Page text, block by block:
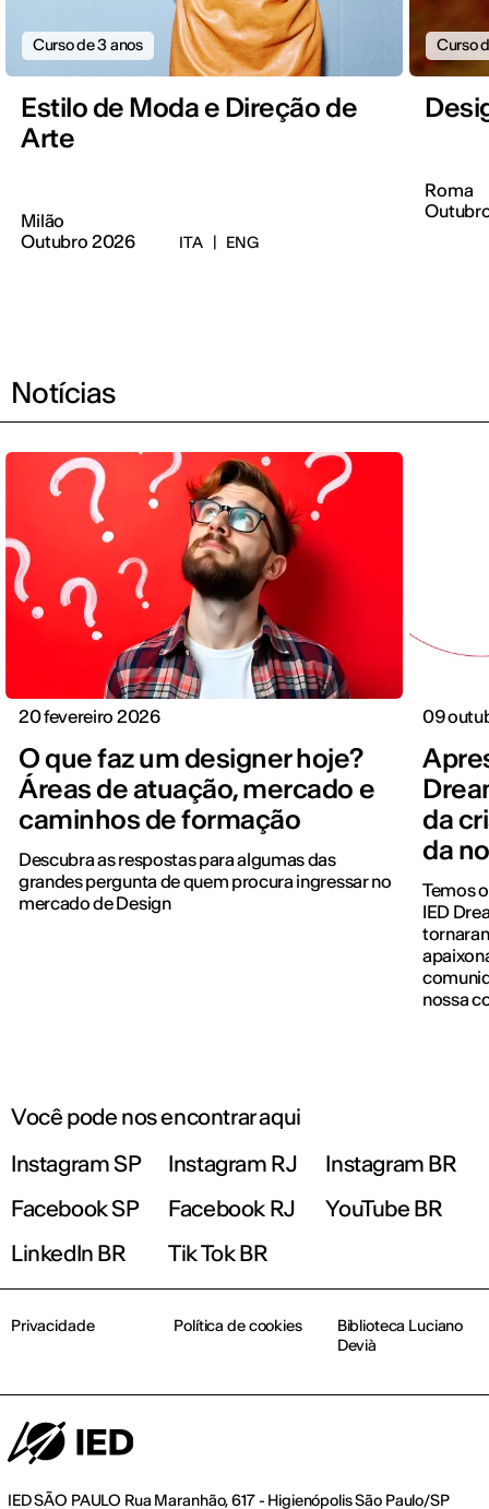
Curso de 3 anos
Estilo de Moda e Direção de
Arte
Milão
Outubro 2026
ITA ENG
Curso
Roma
Notícias
20 fevereiro 2026
O que faz um designer hoje?
Áreas de atuação, mercado e
caminhos de formação
Descubra as respostas para algumas das
grandes pergunta de quem procura ingressar no
mercado de Design
09
da
da
Temos
IED
nossa
Você pode nos encontrar aqui
Instagram SP
Instagram RJ
Instagram BR
Facebook SP
Facebook RJ
YouTube BR
LinkedIn BR
Tik Tok BR
IED SÃO PAULO Rua Maranhão, 617 - Higienópolis São Paulo/SP
Privacidade Política de cookies
Biblioteca Luciano
Devià